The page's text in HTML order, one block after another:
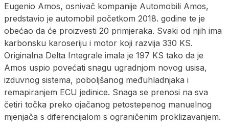
Eugenio Amos, osnivač kompanije Automobili Amos,
predstavio je automobil početkom 2018. godine te je
obećao da će proizvesti 20 primjeraka. Svaki od njih ima
karbonsku karoseriju i motor koji razvija 330 KS.
Originalna Delta Integrale imala je 197 KS tako da je
Amos uspio povećati snagu ugradnjom novog usisa,
izduvnog sistema, poboljšanog međuhladnjaka i
remapiranjem ECU jedinice. Snaga se prenosi na sva
četiri točka preko ojačanog petostepenog manuelnog
mjenjača s diferencijalom s ograničenim proklizavanjem.